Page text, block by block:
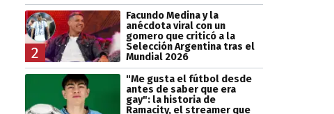
2
Facundo Medina y la
anécdota viral con un
gomero que criticó a la
Selección Argentina tras el
Mundial 2026
"Me gusta el fútbol desde
antes de saber que era
gay": la historia de
Ramacity, el streamer que